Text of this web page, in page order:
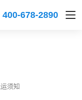
400-678-2890
须知